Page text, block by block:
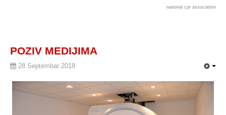
national cpr association
POZIV MEDIJIMA
28 Septembar 2018